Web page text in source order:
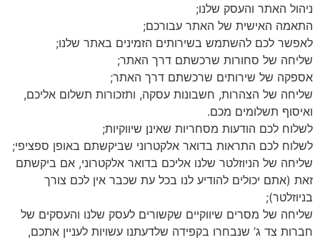
ניהול האתר והעסק שלנו;
התאמה האישית של האתר עבורכם;
לאפשר לכם להשתמש בשירותים הזמינים באתר שלנו;
שליחה של סחורות שרכשתם דרך האתר;
אספקה של שירותים שרכשתם דרך האתר;
שליחה של הצהרות, חשבונות עסקה, ותזכורות תשלום אליכם,
ואיסוף תשלומים מכם.
לשלוח לכם הודעות מסחריות שאינן שיווקיות;
לשלוח לכם התראות בדואר אלקטרוני שביקשתם באופן ספציפי;
שליחה של הניוזלטר שלנו אליכם בדואר אלקטרוני, אם ביקשתם
זאת (אתם יכולים להודיע לנו בכל עת שכבר אין לכם צורך
בניוזלטר);
שליחה של מסרים שיווקיים שקשורים לעסק שלנו והעסקים של
חברות צד ג’ שנבחרו בקפידה שלדעתנו עשויות לעניין אתכם,